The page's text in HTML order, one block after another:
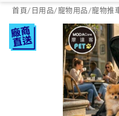
首頁/ 日用品/寵物用品/寵物推